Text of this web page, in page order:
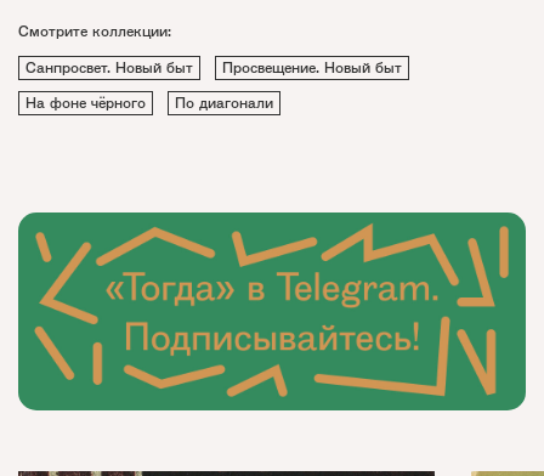
Смотрите коллекции:
Санпросвет. Новый быт
Просвещение. Новый быт
На фоне чёрного
По диагонали